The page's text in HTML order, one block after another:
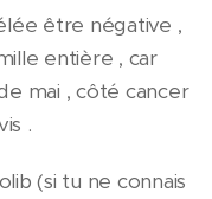
être négative ,
entière , car
mai , côté cancer
.
(si tu ne connais